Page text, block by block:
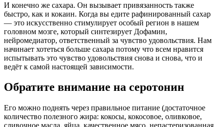
И конечно же сахара. Он вызывает привязанность также
быстро, как и кокаин. Когда вы едите рафинированный сахар
— это искусственно стимулирует особый регион в нашем
головном мозге, который синтезирует Дофамин,
нейромедиатор, ответственный за чувство удовольствия. Нам
начинает хотеться больше сахара потому что всем нравится
испытывать это чувство удовольствия снова и снова, что и
ведёт к самой настоящей зависимости.
Обратите внимание на серотонин
Его можно поднять через правильное питание (достаточное
количество полезного жира: кокосы, кокосовое, оливковое,